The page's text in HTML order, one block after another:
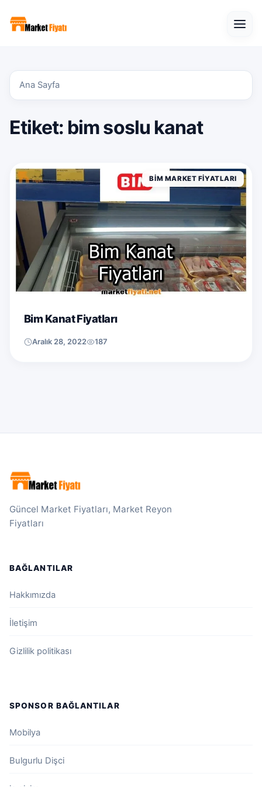
Ana Sayfa
Etiket: bim soslu kanat
BIM MARKET FIYATLARI
Bim Kanat Fiyatları
Aralık 28, 2022 187
Güncel Market Fiyatları, Market Reyon
Fiyatları
BAĞLANTILAR
Hakkımızda
İletişim
Gizlilik politikası
SPONSOR BAĞLANTILAR
Mobilya
Bulgurlu Dişci